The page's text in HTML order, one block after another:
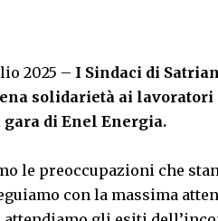
2025 – I Sindaci di
solidarietà ai
gara di Enel Energia.
le preoccupazioni che
con la massima